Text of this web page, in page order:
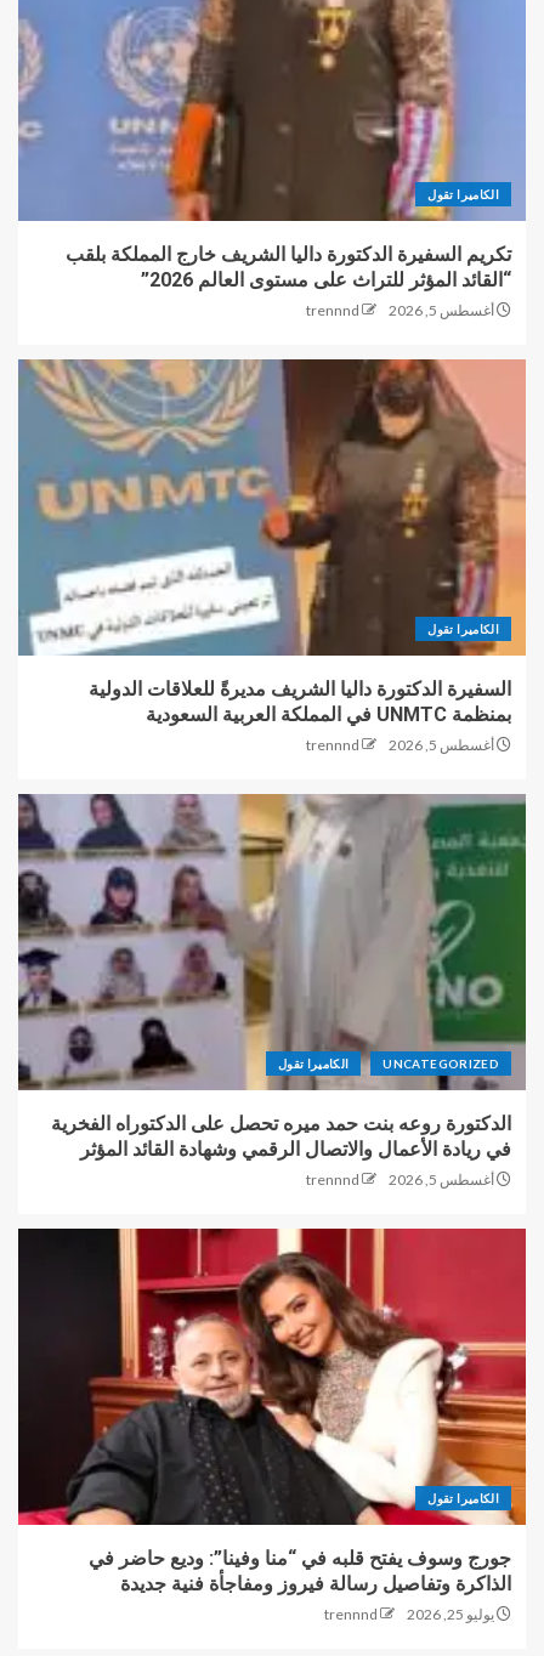
الكاميرا تقول
تكريم السفيرة الدكتورة داليا الشريف خارج المملكة بلقب
“القائد المؤثر للتراث على مستوى العالم 2026”
أغسطس 5, 2026 trennnd
الكاميرا تقول
السفيرة الدكتورة داليا الشريف مديرةً للعلاقات الدولية
بمنظمة UNMTC في المملكة العربية السعودية
أغسطس 5, 2026 trennnd
UNCATEGORIZED الكاميرا تقول
الدكتورة روعه بنت حمد ميره تحصل على الدكتوراه الفخرية
في ريادة الأعمال والاتصال الرقمي وشهادة القائد المؤثر
أغسطس 5, 2026 trennnd
الكاميرا تقول
جورج وسوف يفتح قلبه في “منا وفينا”: وديع حاضر في
الذاكرة وتفاصيل رسالة فيروز ومفاجأة فنية جديدة
يوليو 25, 2026 trennnd